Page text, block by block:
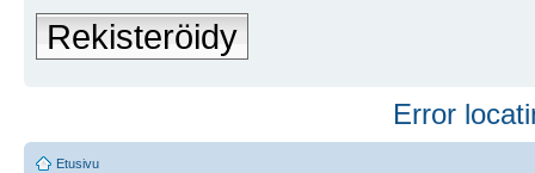
Rekisteröidy
Error
Etusivu